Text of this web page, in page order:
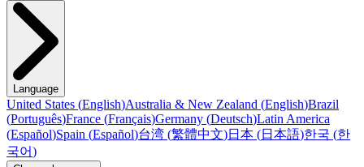
Language
United States (English)Australia & New Zealand (English)Brazil
(Português)France (Français)Germany (Deutsch)Latin America
(Español)Spain (Español)台湾 (繁體中文)日本 (日本語)한국 (한
국어)